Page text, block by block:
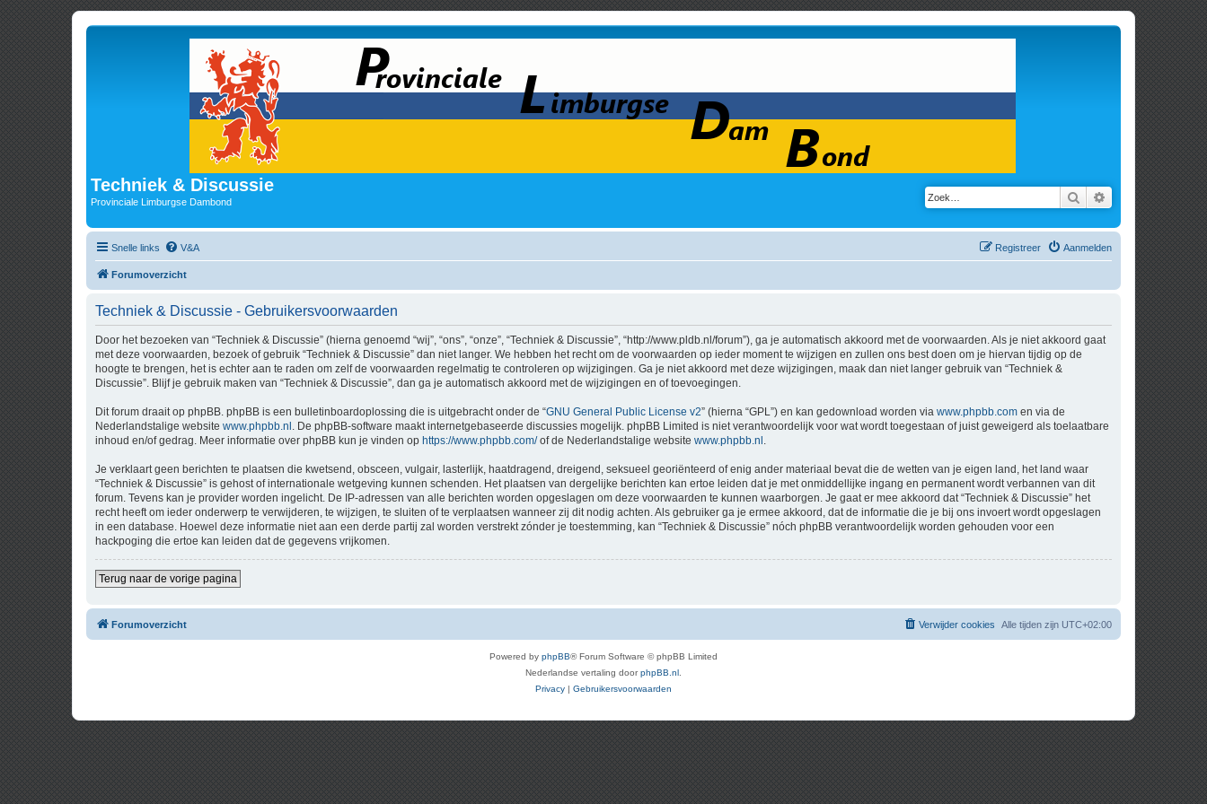
Techniek & Discussie
Provinciale Limburgse Dambond Zoek Uitgebreid zoeken
Snelle links V&A Aanmelden
Registreer
Forumoverzicht
Techniek & Discussie - Gebruikersvoorwaarden
Door het bezoeken van “Techniek & Discussie” (hierna genoemd “wij”, “ons”, “onze”, “Techniek & Discussie”, “http://www.pldb.nl/forum”), ga je automatisch akkoord met de voorwaarden. Als je niet akkoord gaat
met deze voorwaarden, bezoek of gebruik “Techniek & Discussie” dan niet langer. We hebben het recht om de voorwaarden op ieder moment te wijzigen en zullen ons best doen om je hiervan tijdig op de
hoogte te brengen, het is echter aan te raden om zelf de voorwaarden regelmatig te controleren op wijzigingen. Ga je niet akkoord met deze wijzigingen, maak dan niet langer gebruik van “Techniek &
Discussie”. Blijf je gebruik maken van “Techniek & Discussie”, dan ga je automatisch akkoord met de wijzigingen en of toevoegingen.
Dit forum draait op phpBB. phpBB is een bulletinboardoplossing die is uitgebracht onder de “GNU General Public License v2” (hierna “GPL”) en kan gedownload worden via www.phpbb.com en via de
Nederlandstalige website www.phpbb.nl . De phpBB-software maakt internetgebaseerde discussies mogelijk. phpBB Limited is niet verantwoordelijk voor wat wordt toegestaan of juist geweigerd als toelaatbare
inhoud en/of gedrag. Meer informatie over phpBB kun je vinden op https://www.phpbb.com/of de Nederlandstalige website www.phpbb.nl
Je verklaart geen berichten te plaatsen die kwetsend, obsceen, vulgair, lasterlijk, haatdragend, dreigend, seksueel georiënteerd of enig ander materiaal bevat die de wetten van je eigen land, het land waar
“Techniek & Discussie” is gehost of internationale wetgeving kunnen schenden. Het plaatsen van dergelijke berichten kan ertoe leiden dat je met onmiddellijke ingang en permanent wordt verbannen van dit
forum. Tevens kan je provider worden ingelicht. De IP-adressen van alle berichten worden opgeslagen om deze voorwaarden te kunnen waarborgen. Je gaat er mee akkoord dat “Techniek & Discussie” het
recht heeft om ieder onderwerp te verwijderen, te wijzigen, te sluiten of te verplaatsen wanneer zij dit nodig achten. Als gebruiker ga je ermee akkoord, dat de informatie die je bij ons invoert wordt opgeslagen
in een database. Hoewel deze informatie niet aan een derde partij zal worden verstrekt zónder je toestemming, kan “Techniek & Discussie” nóch phpBB verantwoordelijk worden gehouden voor een
hackpoging die ertoe kan leiden dat de gegevens vrijkomen.
Terug naar de vorige pagina
Forumoverzicht Alle tijden zijn UTC+02:00
Verwijder cookies
Powered by phpBB® Forum Software © phpBB Limited
Nederlandse vertaling doorphpBB.nl
Privacy | Gebruikersvoorwaarden